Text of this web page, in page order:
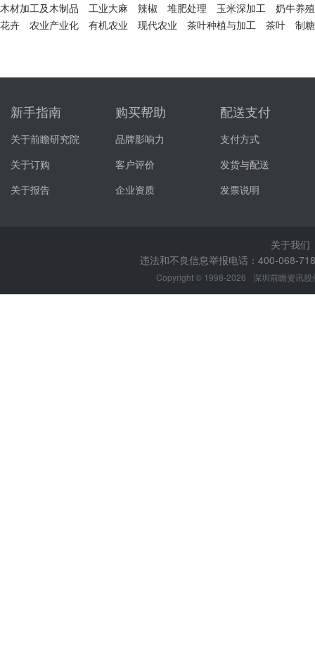
木材加工及木制品
工业大麻 辣椒 堆肥处理 玉米深加工
奶牛养殖
花卉
农业产业化 有机农业 现代农业 茶叶种植与加工 茶叶 制糖
新手指南
关于前瞻研究院
关于订购
关于报告
购买帮助
品牌影响力
客户评价
企业资质
配送支付
支付方式
发货与配送
发票说明
关于我们
违法和不良信息举报电话：400-068-
Copyright © 1998-2026 深圳前瞻资讯股